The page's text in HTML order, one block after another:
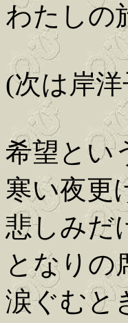
わたし
(次は岸
希望と
寒い夜
悲しみ
となり
涙ぐむ